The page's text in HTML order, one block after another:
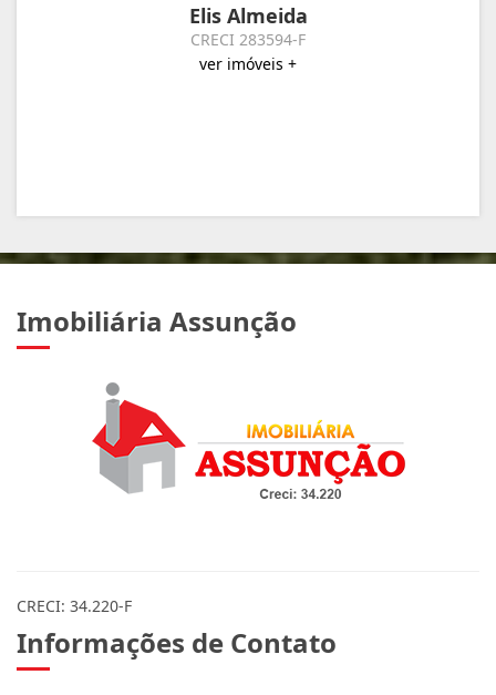
Elis Almeida
CRECI 283594-F
ver imóveis +
Imobiliária Assunção
CRECI: 34.220-F
Informações de Contato